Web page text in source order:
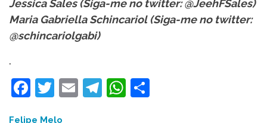
Jessica Sales (Siga-me no twitter: @JeehFSales)
Maria Gabriella Schincariol (Siga-me no twitter:
@schincariolgabi)
.
Facebook
Twitter
EmailTelegram
WhatsApp
Felipe Melo